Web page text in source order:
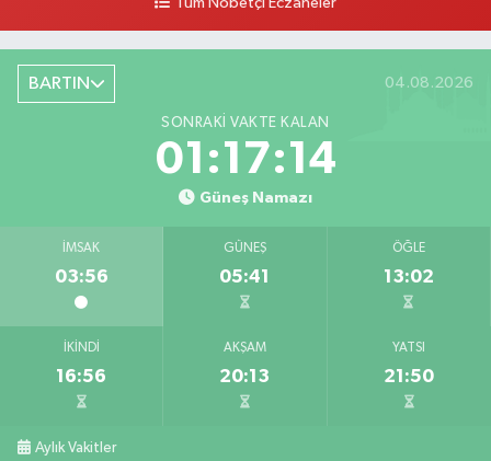
Tüm Nöbetçi Eczaneler
BARTIN 04.08.2026
SONRAKI VAKTE KALAN
01:17:13
Güneş Namazı
İMSAK
03:56
GÜNEŞ
05:41
ÖĞLE
13:02
İKINDI
16:56
AKŞAM
20:13
YATSI
21:50
Aylık Vakitler